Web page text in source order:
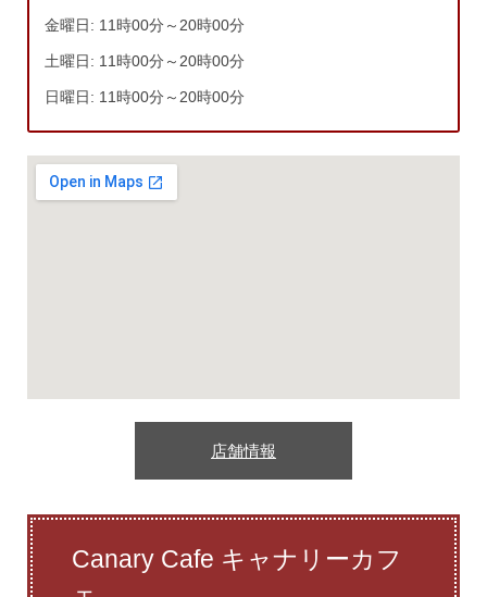
金曜日: 11時00分～20時00分
土曜日: 11時00分～20時00分
日曜日: 11時00分～20時00分
店舗情報
Canary Cafe キャナリーカフ